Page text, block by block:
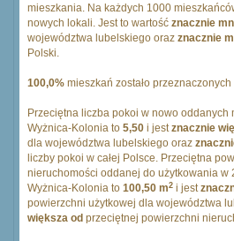
mieszkania. Na każdych 1000
nowych lokali. Jest to wartość znacznie
województwa lubelskiego oraz znacznie
Polski.
100,0% mieszkań zostało
Przeciętna liczba pokoi w nowo oddanych
Wyżnica-Kolonia to 5,50 i jestznacznie
dla województwa lubelskiego oraz
liczby pokoi w całej Polsce. Przeciętna
nieruchomości oddanej do użytkowania w
Wyżnica-Kolonia to 100,50 m2 i jest
powierzchni użytkowej dla województwa
większa od przeciętnej powierzchni